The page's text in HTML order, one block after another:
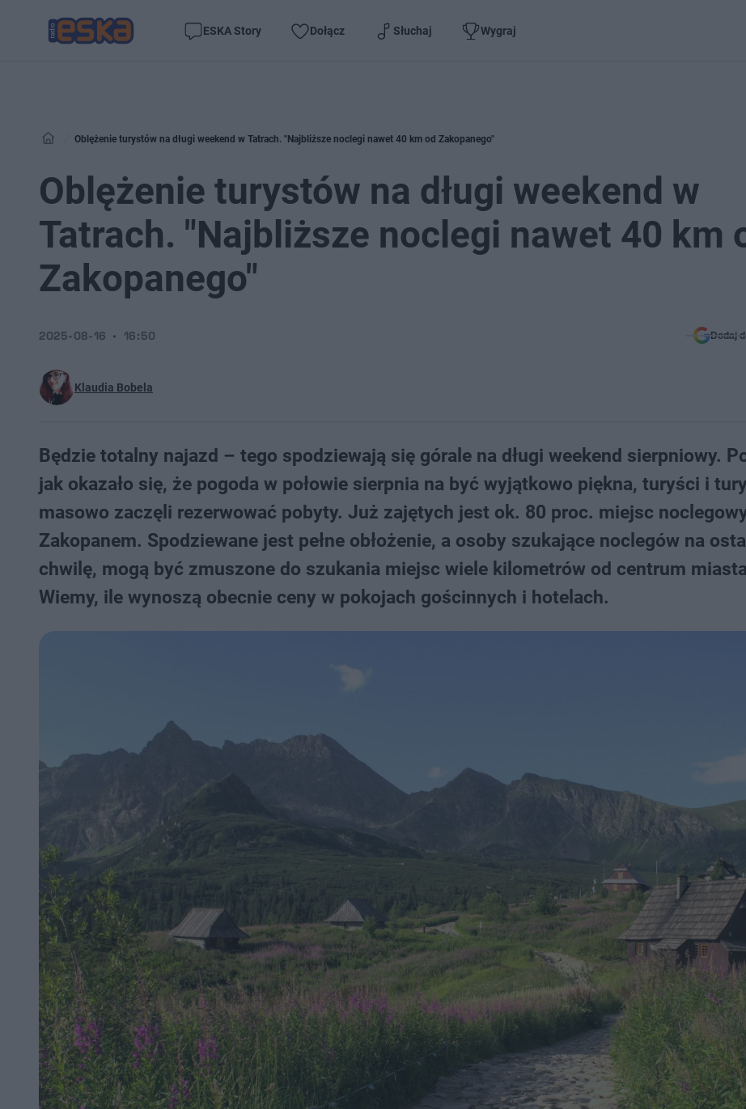
ESKA Story Dołącz Słuchaj Wygraj
Oblężenie turystów na długi weekend w Tatrach. "Najbliższe noclegi nawet 40 km od Zakopanego"
Oblężenie turystów na długi weekend w
Tatrach. "Najbliższe noclegi nawet 40 km
Zakopanego"
Klaudia Bobela
2025-08-16 16:50 Dodaj
Będzie totalny najazd – tego spodziewają się górale na długi weekend sierpniowy.
jak okazało się, że pogoda w połowie sierpnia na być wyjątkowo piękna, turyści i
masowo zaczęli rezerwować pobyty. Już zajętych jest ok. 80 proc. miejsc
Zakopanem. Spodziewane jest pełne obłożenie, a osoby szukające noclegów na
chwilę, mogą być zmuszone do szukania miejsc wiele kilometrów od centrum
Wiemy, ile wynoszą obecnie ceny w pokojach gościnnych i hotelach.